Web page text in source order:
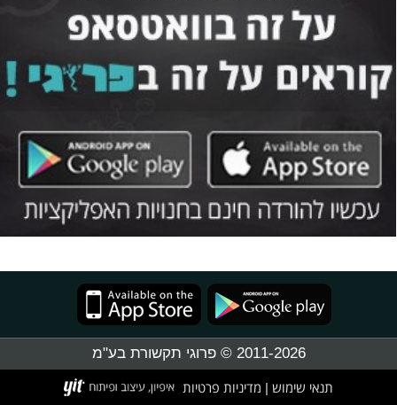
2011-2026 © פרוגי תקשורת בע"מ
תנאי שימוש מדיניות פרטיות